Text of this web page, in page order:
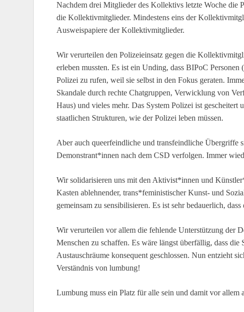
Nachdem drei Mitglieder des Kollektivs letzte Woche die
die Kollektivmitglieder. Mindestens eins der
Ausweispapiere der Kollektivmitglieder.
Wir verurteilen den Polizeieinsatz gegen die
erleben mussten. Es ist ein Unding, dass BIPoC
Polizei zu rufen, weil sie selbst in den Fokus geraten.
Skandale durch rechte Chatgruppen, Verwicklung von
Haus) und vieles mehr. Das System Polizei ist
staatlichen Strukturen, wie der Polizei leben müssen.
Aber auch queerfeindliche und transfeindliche Übergriffe
Demonstrant*innen nach dem CSD verfolgen. Immer
Wir solidarisieren uns mit den Aktivist*innen und
Kasten ablehnender, trans*feministischer Kunst- und
gemeinsam zu sensibilisieren. Es ist sehr bedauerlich,
Wir verurteilen vor allem die fehlende Unterstützung der
Menschen zu schaffen. Es wäre längst überfällig, dass
Austauschräume konsequent geschlossen. Nun entzieht
Verständnis von lumbung!
Lumbung muss ein Platz für alle sein und damit vor allem